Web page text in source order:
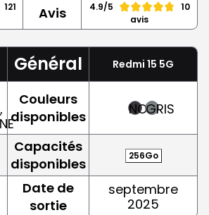
121
Avis 4.9/5
10
avis
Général Redmi 15 5G
Couleurs
disponibles
NOIRGRIS
Capacités
disponibles
256Go
Date de
sortie
septembre
2025